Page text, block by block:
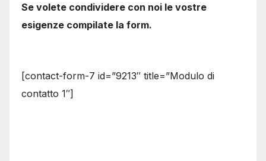
Se volete condividere con noi le vostre
esigenze compilate la form.
[contact-form-7 id=”9213″ title=”Modulo di
contatto 1″]